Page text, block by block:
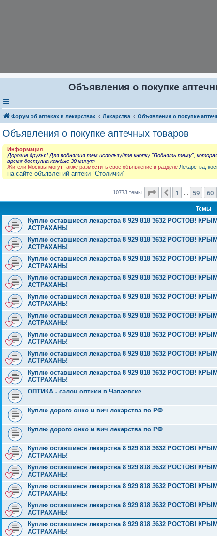
Объявления о покупке
Форум об аптеках и лекарствах Лекарства Объявления о покупке
Объявления о покупке аптечных товаров
Информация
Дорогие друзья! Для поднятия тем используйте кнопку "Поднять тему",
время доступна каждые 30 минут
Жители Москвы могут также разместить своё объявление в разделе Лекарства,
на сайте объявлений аптеки "Столички"
10773 темы Страница 61из 431
Пред.
1 59 60
Темы
Куплю оставшиеся лекарства 8 929 818 3632 РОСТОВ!
АСТРАХАНЬ!
Куплю оставшиеся лекарства 8 929 818 3632 РОСТОВ!
АСТРАХАНЬ!
Куплю оставшиеся лекарства 8 929 818 3632 РОСТОВ!
АСТРАХАНЬ!
Куплю оставшиеся лекарства 8 929 818 3632 РОСТОВ!
АСТРАХАНЬ!
Куплю оставшиеся лекарства 8 929 818 3632 РОСТОВ!
АСТРАХАНЬ!
Куплю оставшиеся лекарства 8 929 818 3632 РОСТОВ!
АСТРАХАНЬ!
Куплю оставшиеся лекарства 8 929 818 3632 РОСТОВ!
АСТРАХАНЬ!
Куплю оставшиеся лекарства 8 929 818 3632 РОСТОВ!
АСТРАХАНЬ!
Куплю оставшиеся лекарства 8 929 818 3632 РОСТОВ!
АСТРАХАНЬ!
ОПТИКА - салон оптики в Чапаевске
Куплю дорого онко и вич лекарства по РФ
Куплю дорого онко и вич лекарства по РФ
Куплю оставшиеся лекарства 8 929 818 3632 РОСТОВ!
АСТРАХАНЬ!
Куплю оставшиеся лекарства 8 929 818 3632 РОСТОВ!
АСТРАХАНЬ!
Куплю оставшиеся лекарства 8 929 818 3632 РОСТОВ!
АСТРАХАНЬ!
Куплю оставшиеся лекарства 8 929 818 3632 РОСТОВ!
АСТРАХАНЬ!
Куплю оставшиеся лекарства 8 929 818 3632 РОСТОВ!
АСТРАХАНЬ!